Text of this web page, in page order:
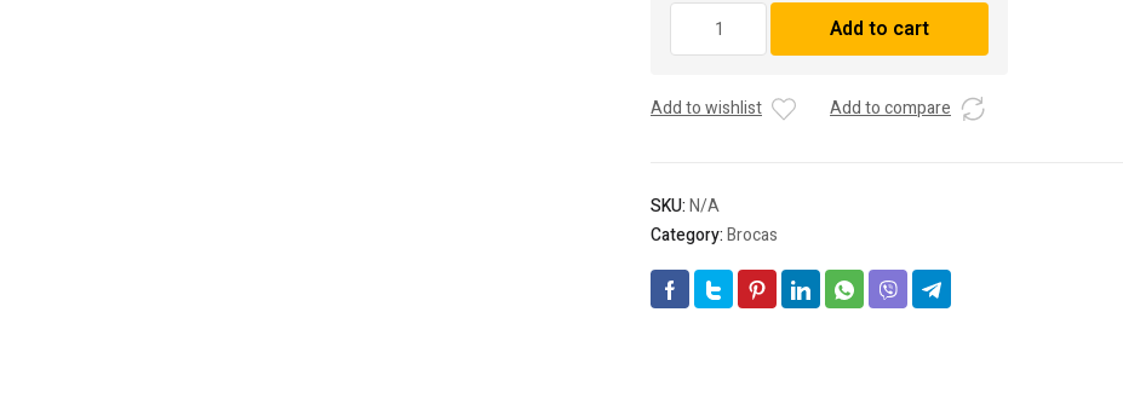
Insertos
para
Add to cart
Add to wishlist Add to compare
SKU:N/A
Category:Brocas